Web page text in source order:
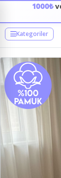
1000₺
Kategoriler